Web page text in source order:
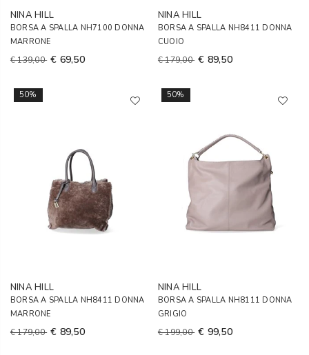
NINA HILL
BORSA A SPALLA NH7100 DONNA
MARRONE
€ 139,00 € 69,50
NINA HILL
BORSA A SPALLA NH8411 DONNA
CUOIO
€ 179,00 € 89,50
50%
NINA HILL
BORSA A SPALLA NH8411 DONNA
MARRONE
€ 179,00 € 89,50
50%
NINA HILL
BORSA A SPALLA NH8111 DONNA
GRIGIO
€ 199,00 € 99,50